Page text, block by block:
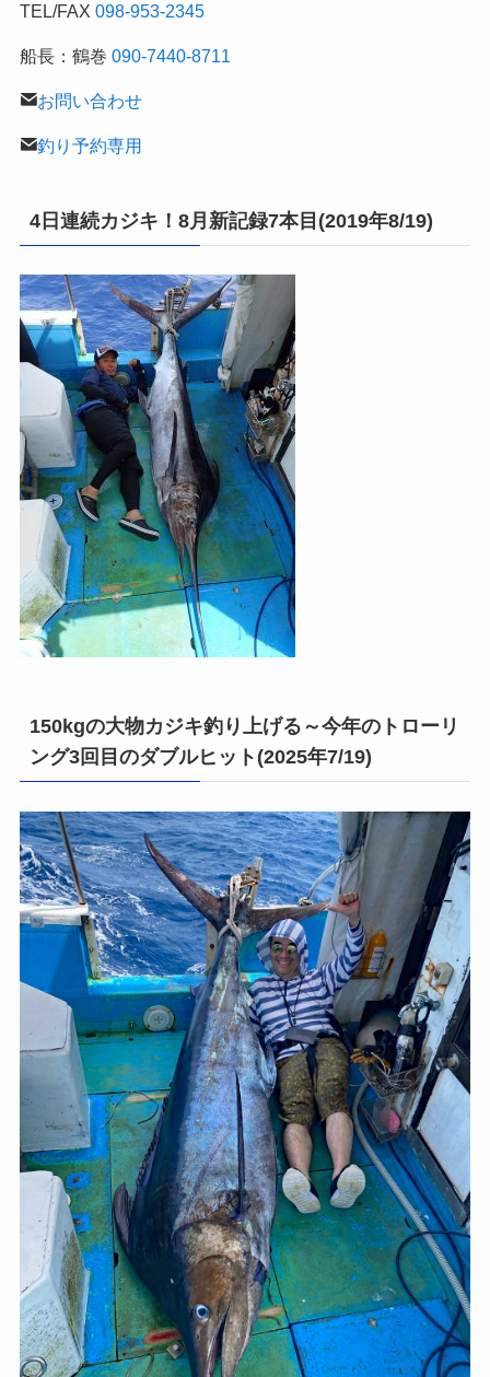
TEL/FAX 098-953-2345
船長：鶴巻 090-7440-8711
お問い合わせ
釣り予約専用
4日連続カジキ！8月新記録7本目(2019年8/19)
150kgの大物カジキ釣り上げる～今年のトローリ
ング3回目のダブルヒット(2025年7/19)